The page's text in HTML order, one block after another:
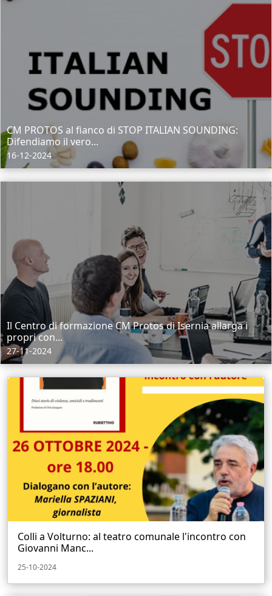
CM PROTOS al fianco di STOP ITALIAN SOUNDING:
Difendiamo il vero...
16-12-2024
Il Centro di formazione CM Protos di Isernia allarga i
propri con...
27-11-2024
Colli a Volturno: al teatro comunale l'incontro con
Giovanni Manc...
25-10-2024